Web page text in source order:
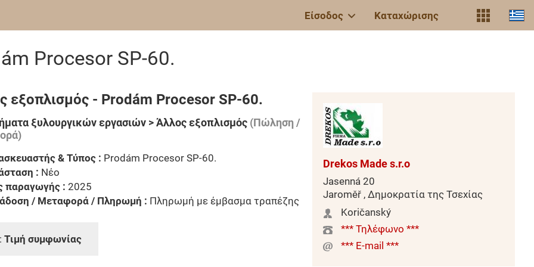
Είσοδος Καταχώρισης
Procesor SP-60.
εξοπλισμός - Prodám Procesor SP-60.
ξυλουργικών εργασιών > Άλλος εξοπλισμός (Πώληση /
& Τύπος : Prodám Procesor SP-60.
: Νέο
παραγωγής : 2025
/ Μεταφορά / Πληρωμή : Πληρωμή με έμβασμα τραπέζης
Τιμή συμφωνίας
Drekos Made s.r.o
Jasenná 20
Jaroměř , Δημοκρατία της Τσεχίας
Koričanský
*** Τηλέφωνο ***
*** E-mail ***